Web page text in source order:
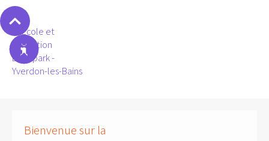
Bienvenue sur la